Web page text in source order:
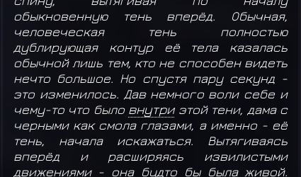
обыкновенную тень вперёд. Обычная,
человеческая тень полностью
дублирующая контур её тела казалась
обычной лишь тем, кто не способен видеть
нечто большое. Но спустя пару секунд -
это изменилось. Дав немного воли себе и
чему-то что было внутриэтой тени, дама с
черными как смола глазами, а именно - её
тень, начала искажаться. Вытягиваясь
вперёд и расширяясь извилистыми
движениями - она будто бы была живой.